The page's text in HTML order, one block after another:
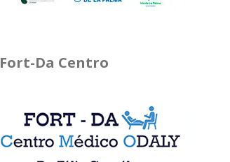
Fort-Da Centro